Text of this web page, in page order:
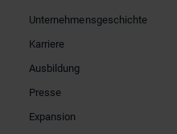
Unternehmensgeschichte
Karriere
Ausbildung
Presse
Expansion